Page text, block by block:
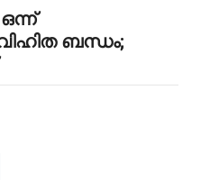
ബന്ധം;